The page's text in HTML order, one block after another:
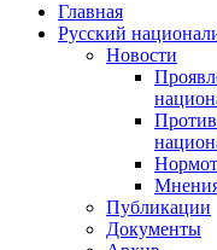
Главная
Русский
Новости
Публикации
Документы